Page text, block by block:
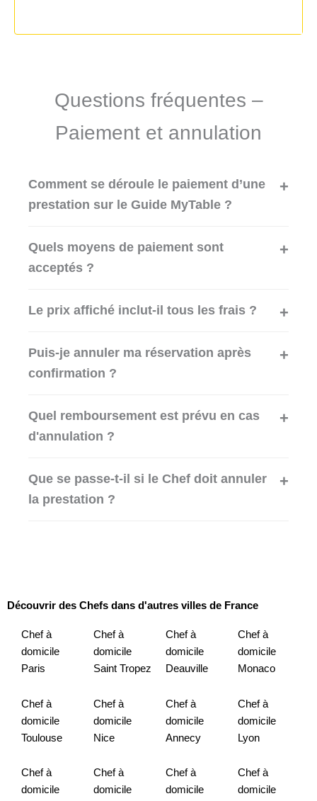
Questions fréquentes –
Paiement et annulation
Comment se déroule le paiement d’une
prestation sur le Guide MyTable ?
Quels moyens de paiement sont
acceptés ?
Le prix affiché inclut-il tous les frais ?
Puis-je annuler ma réservation après
confirmation ?
Quel remboursement est prévu en cas
d'annulation ?
Que se passe-t-il si le Chef doit annuler
la prestation ?
Découvrir des Chefs dans d'autres villes de France
Chef à
domicile
Paris
Chef à
domicile
Toulouse
Chef à
domicile
Chef à
domicile
Saint Tropez
Chef à
domicile
Nice
Chef à
domicile
Chef à
domicile
Deauville
Chef à
domicile
Annecy
Chef à
domicile
Chef à
domicile
Monaco
Chef à
domicile
Lyon
Chef à
domicile